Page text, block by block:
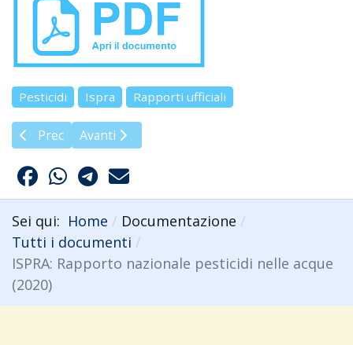
Pesticidi Ispra Rapporti ufficiali
Articolo precedente: ISPRA: Rapporto "Transizione
Prec Articolo successivo: L'internazionale dei
Avanti
Sei qui: Home
Documentazione
Tutti i documenti
ISPRA: Rapporto nazionale pesticidi nelle acque
(2020)